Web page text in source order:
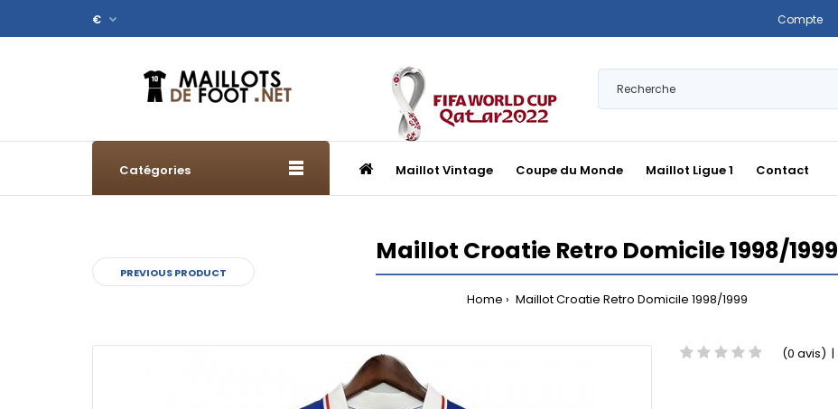
Compte
€
Catégories Maillot Vintage Coupe du Monde Maillot Ligue 1 Contact
PREVIOUS PRODUCT
Maillot Croatie Retro Domicile 1998/1999
Home Maillot Croatie Retro Domicile 1998/1999
(0 avis) |